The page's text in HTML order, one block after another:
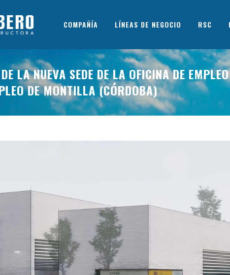
COMPAÑÍA LÍNEAS DE NEGOCIO RSC
LA NUEVA SEDE DE LA OFICINA DE
DE MONTILLA (CÓRDOBA)